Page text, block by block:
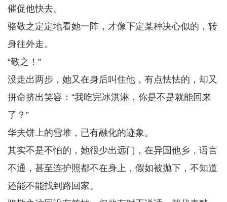
催促他快去。
骆敬之定定地看她一阵，才像下定某种决心似的，转
身往外走。
“敬之！”
没走出两步，她又在身后叫住他，有点怯怯的，却又
拼命挤出笑容：“我吃完冰淇淋，你是不是就能回来
了？”
华夫饼上的雪堆，已有融化的迹象。
其实不是不怕的，她很少出远门，在异国他乡，语言
不通，甚至连护照都不在身上，假如被抛下，不知道
还能不能找到路回家。